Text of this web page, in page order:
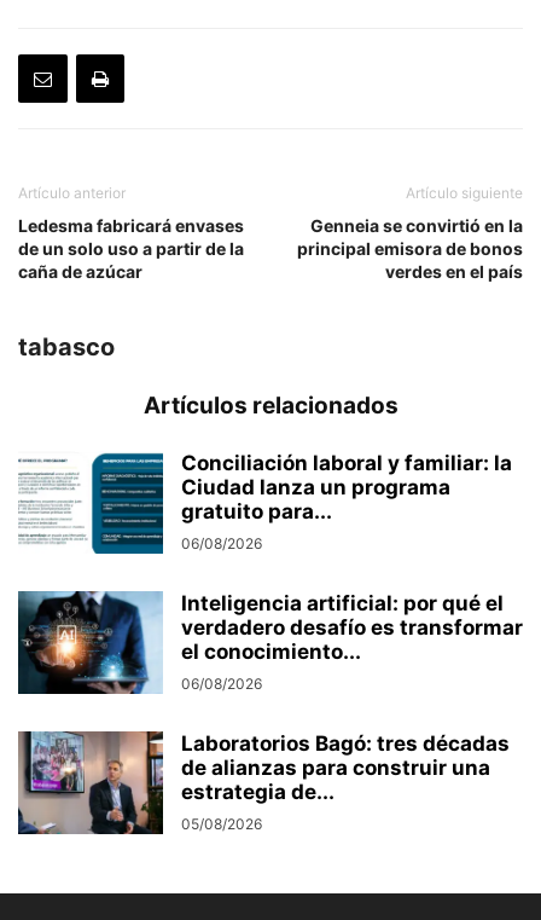
Artículo anterior
Ledesma fabricará envases
de un solo uso a partir de la
caña de azúcar
Artículo siguiente
Genneia se convirtió en la
principal emisora de bonos
verdes en el país
tabasco
Artículos relacionados
Conciliación laboral y familiar: la
Ciudad lanza un programa
gratuito para...
06/08/2026
Inteligencia artificial: por qué el
verdadero desafío es transformar
el conocimiento...
06/08/2026
Laboratorios Bagó: tres décadas
de alianzas para construir una
estrategia de...
05/08/2026